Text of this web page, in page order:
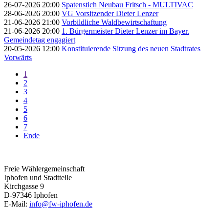
26-07-2026 20:00 Spatenstich Neubau Fritsch - MULTIVAC
28-06-2026 20:00 VG Vorsitzender Dieter Lenzer
21-06-2026 21:00 Vorbildliche Waldbewirtschaftung
21-06-2026 20:00 1. Bürgermeister Dieter Lenzer im Bayer.
Gemeindetag engagiert
20-05-2026 12:00 Konstituierende Sitzung des neuen Stadtrates
Vorwärts
1
2
3
4
5
6
7
Ende
Freie Wählergemeinschaft
Iphofen und Stadtteile
Kirchgasse 9
D-97346 Iphofen
E-Mail: info@fw-iphofen.de